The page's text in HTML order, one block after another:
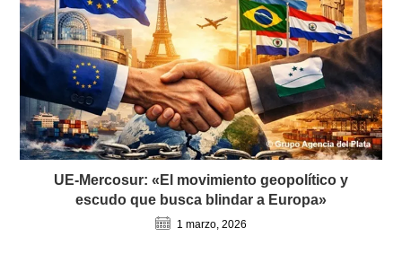
UE-Mercosur: «El movimiento geopolítico y
escudo que busca blindar a Europa»
1 marzo, 2026